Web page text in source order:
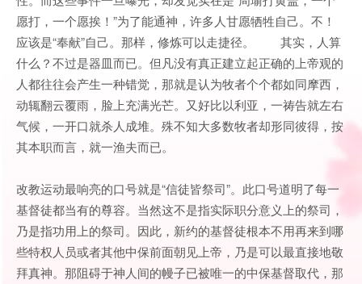
愿打，一个愿挨！”为了能通神，许多人甘愿牺牲自己。不！
应该是“奉献”自己。那样，修炼可以走捷径。 其实，人算
什么？不过是器皿而已。但凡没有真正建立起正确的上帝观的
人都往往会产生一种错觉，那就是认为牧者个个都如同摩西，
动辄翻云覆雨，脸上充满光芒。又好比以利亚，一祷告就左右
气候，一开口就杀人成堆。殊不知大多数牧者却形同彼得，按
其本职而言，就一渔夫而已。
改教运动最响亮的口号就是“信徒皆祭司”。此口号道明了每一
基督徒都当有的尊容。当然这不是指实际职分意义上的祭司，
乃是指功用上的祭司。因此，新约的基督徒根本不用再来到哪
些特权人员或者其他中保前面朝见上帝，乃是可以最直接地敬
拜真神。那阻碍于神人间的幔子已被唯一的中保基督取代，那